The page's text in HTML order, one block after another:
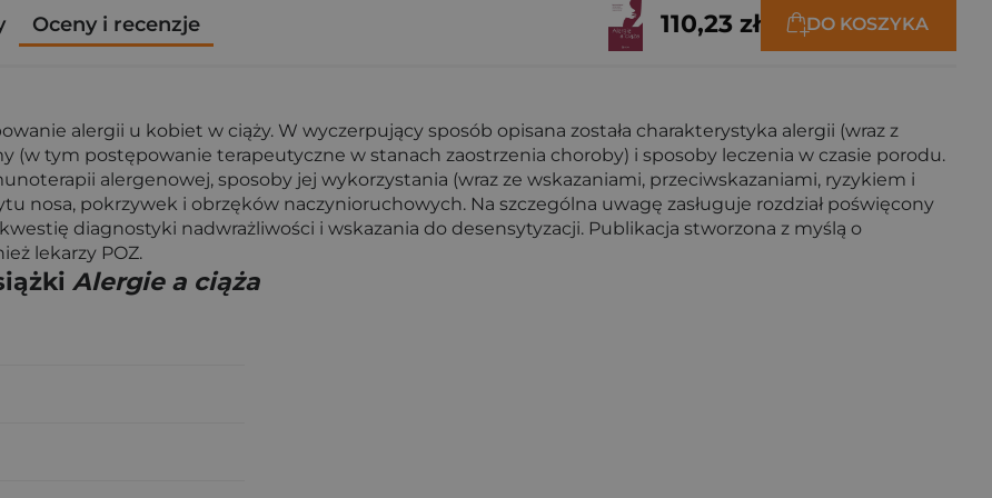
Oceny i recenzje 110,23 zł DO KOSZYKA
alergii u kobiet w ciąży. W wyczerpujący sposób opisana została charakterystyka alergii (wraz z
(w tym postępowanie terapeutyczne w stanach zaostrzenia choroby) i sposoby leczenia w czasie porodu.
alergenowej, sposoby jej wykorzystania (wraz ze wskazaniami, przeciwskazaniami, ryzykiem i
nosa, pokrzywek i obrzęków naczynioruchowych. Na szczególna uwagę zasługuje rozdział poświęcony
diagnostyki nadwrażliwości i wskazania do desensytyzacji. Publikacja stworzona z myślą o
lekarzy POZ.
Alergie a ciąża